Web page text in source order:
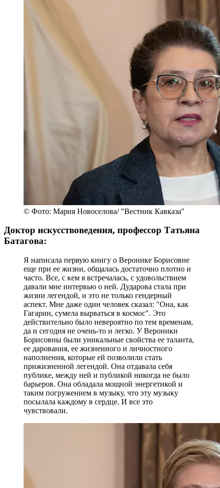
© Фото: Мария Новоселова/ "Вестник Кавказа"
Доктор искусствоведения, профессор Татьяна
Батагова:
Я написала первую книгу о Веронике Борисовне
еще при ее жизни, общалась достаточно плотно и
часто. Все, с кем я встречалась, с удовольствием
давали мне интервью о ней. Дударова стала при
жизни легендой, и это не только гендерный
аспект. Мне даже один человек сказал: "Она, как
Гагарин, сумела вырваться в космос". Это
действительно было невероятно по тем временам,
да и сегодня не очень-то и легко. У Вероники
Борисовны были уникальные свойства ее таланта,
ее дарования, ее жизненного и личностного
наполнения, которые ей позволили стать
прижизненной легендой. Она отдавала себя
публике, между ней и публикой никогда не было
барьеров. Она обладала мощной энергетикой и
таким погружением в музыку, что эту музыку
посылала каждому в сердце. И все это
чувствовали.